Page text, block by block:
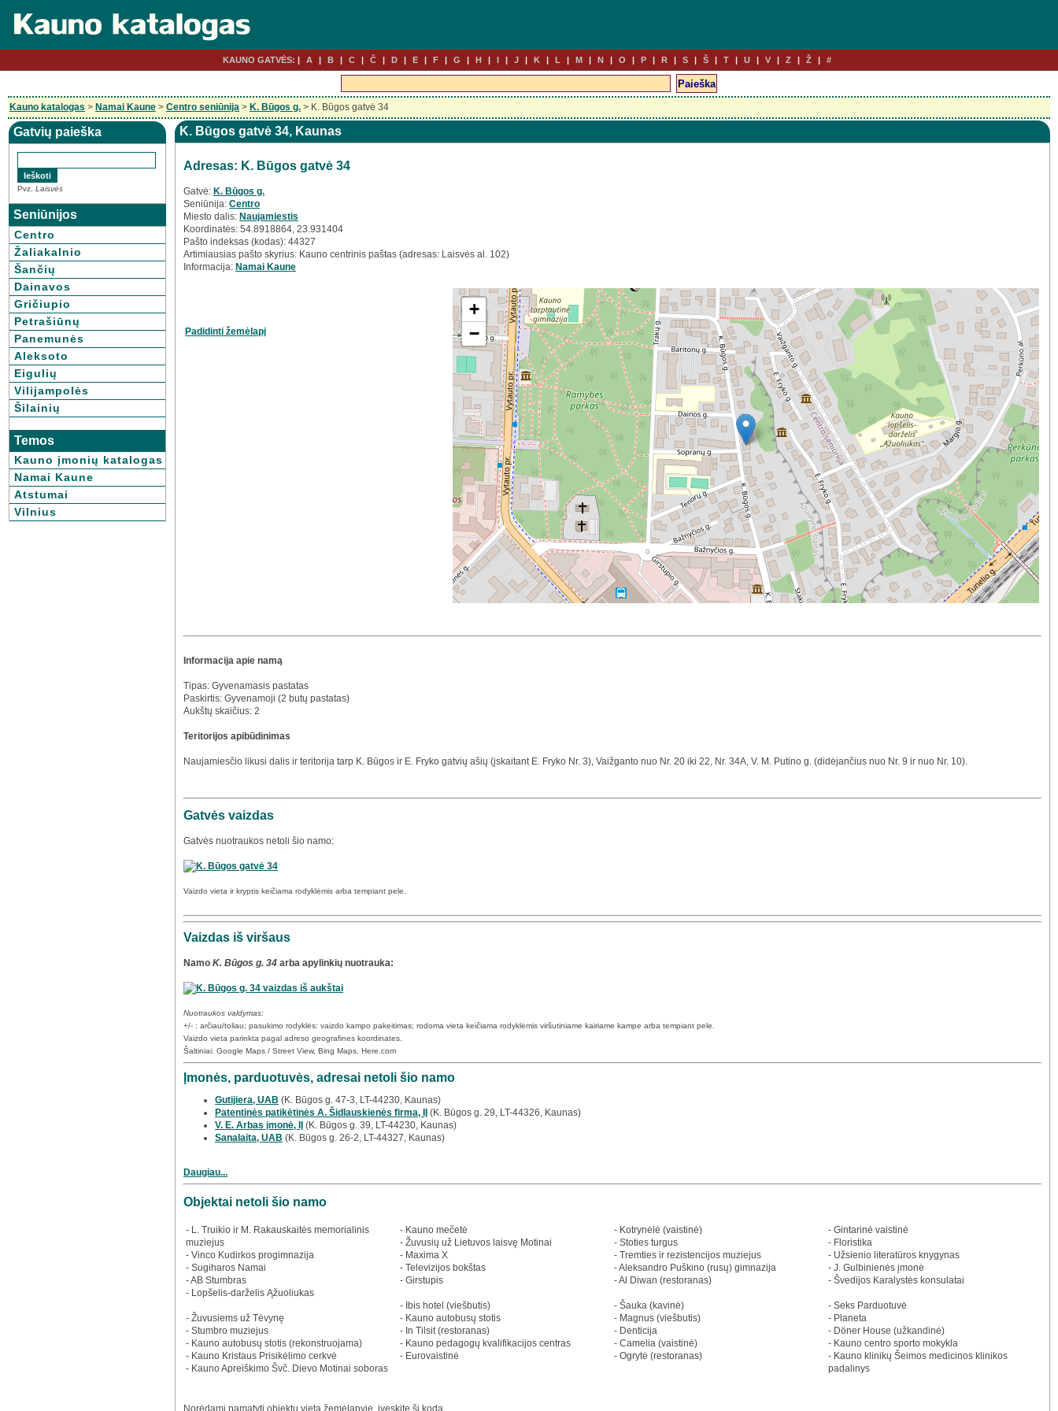
KAUNO GATVĖS: A B C Č D E F G H I J K L M N O P R S Š T U V Z Ž #
Kauno katalogas > Namai Kaune > Centro seniūnija > K. Būgos g. > K. Būgos gatvė 34
Gatvių paieška
Pvz. Laisvės
Seniūnijos
Centro
Žaliakalnio
Šančių
Dainavos
Gričiupio
Petrašiūnų
Panemunės
Aleksoto
Eigulių
Vilijampolės
Šilainių
Temos
Kauno įmonių katalogas
Namai Kaune
Atstumai
Vilnius
K. Būgos gatvė 34, Kaunas
Adresas: K. Būgos gatvė 34
Gatvė: K. Būgos g.
Seniūnija: Centro
Miesto dalis: Naujamiestis
Koordinatės: 54.8918864, 23.931404
Pašto indeksas (kodas): 44327
Artimiausias pašto skyrius: Kauno centrinis paštas (adresas: Laisvės al. 102)
Informacija: Namai Kaune
Padidinti žemėlapį
+
−
Informacija apie namą
Tipas: Gyvenamasis pastatas
Paskirtis: Gyvenamoji (2 butų pastatas)
Aukštų skaičius: 2
Teritorijos apibūdinimas
Naujamiesčio likusi dalis ir teritorija tarp K. Būgos ir E. Fryko gatvių ašių (įskaitant E. Fryko Nr. 3), Vaižganto nuo Nr. 20 iki 22, Nr. 34A, V. M. Putino g. (didėjančius nuo Nr. 9 ir nuo Nr. 10).
Gatvės vaizdas
Gatvės nuotraukos netoli šio namo:
Vaizdo vieta ir kryptis keičiama rodyklėmis arba tempiant pele.
Vaizdas iš viršaus
Namo K. Būgos g. 34 arba apylinkių nuotrauka:
Nuotraukos valdymas:
+/- : arčiau/toliau; pasukimo rodyklės: vaizdo kampo pakeitimas; rodoma vieta keičiama rodyklėmis viršutiniame kairiame kampe arba tempiant pele.
Vaizdo vieta parinkta pagal adreso geografines koordinates.
Šaltiniai: Google Maps / Street View, Bing Maps, Here.com
Įmonės, parduotuvės, adresai netoli šio namo
Gutijiera, UAB (K. Būgos g. 47-3, LT-44230, Kaunas)
Patentinės patikėtinės A. Šidlauskienės firma, IĮ
(K. Būgos g. 29, LT-44326, Kaunas)
V. E. Arbas įmonė, IĮ
(K. Būgos g. 39, LT-44230, Kaunas)
Sanalaita, UAB (K. Būgos g. 26-2, LT-44327, Kaunas)
Daugiau...
Objektai netoli šio namo
- L. Truikio ir M. Rakauskaitės memorialinis
muziejus
- Vinco Kudirkos progimnazija
- Sugiharos Namai
- AB Stumbras
- Lopšelis-darželis Ąžuoliukas
- Žuvusiems už Tėvynę
- Stumbro muziejus
- Kauno autobusų stotis (rekonstruojama)
- Kauno Kristaus Prisikėlimo cerkvė
- Kauno Apreiškimo Švč. Dievo Motinai soboras
- Kauno mečetė
- Žuvusių už Lietuvos laisvę Motinai
- Maxima X
- Televizijos bokštas
- Girstupis
- Ibis hotel (viešbutis)
- Kauno autobusų stotis
- In Tilsit (restoranas)
- Kauno pedagogų kvalifikacijos centras
- Eurovaistinė
- Kotrynėlė (vaistinė)
- Stoties turgus
- Tremties ir rezistencijos muziejus
- Aleksandro Puškino (rusų) gimnazija
- Al Diwan (restoranas)
- Šauka (kavinė)
- Magnus (viešbutis)
- Denticija
- Camelia (vaistinė)
- Ogrytė (restoranas)
- Gintarinė vaistinė
- Floristika
- Užsienio literatūros knygynas
- J. Gulbinienės įmonė
- Švedijos Karalystės konsulatai
- Seks Parduotuvė
- Planeta
- Döner House (užkandinė)
- Kauno centro sporto mokykla
- Kauno klinikų Šeimos medicinos klinikos
padalinys
Norėdami pamatyti objektų vietą žemėlapyje, įveskite šį kodą.